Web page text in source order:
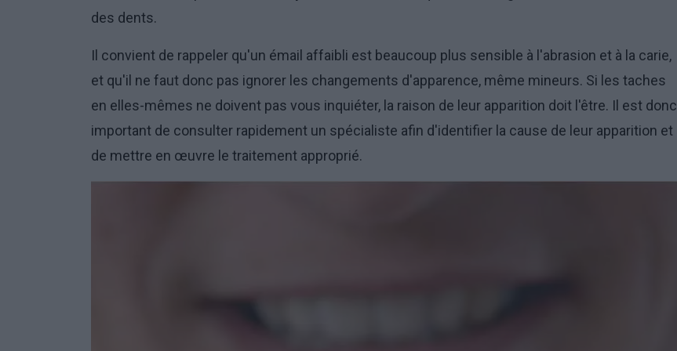
des dents.
Il convient de rappeler qu'un émail affaibli est beaucoup plus sensible à l'abrasion et à la carie,
et qu'il ne faut donc pas ignorer les changements d'apparence, même mineurs. Si les taches
en elles-mêmes ne doivent pas vous inquiéter, la raison de leur apparition doit l'être. Il est donc
important de consulter rapidement un spécialiste afin d'identifier la cause de leur apparition et
de mettre en œuvre le traitement approprié.